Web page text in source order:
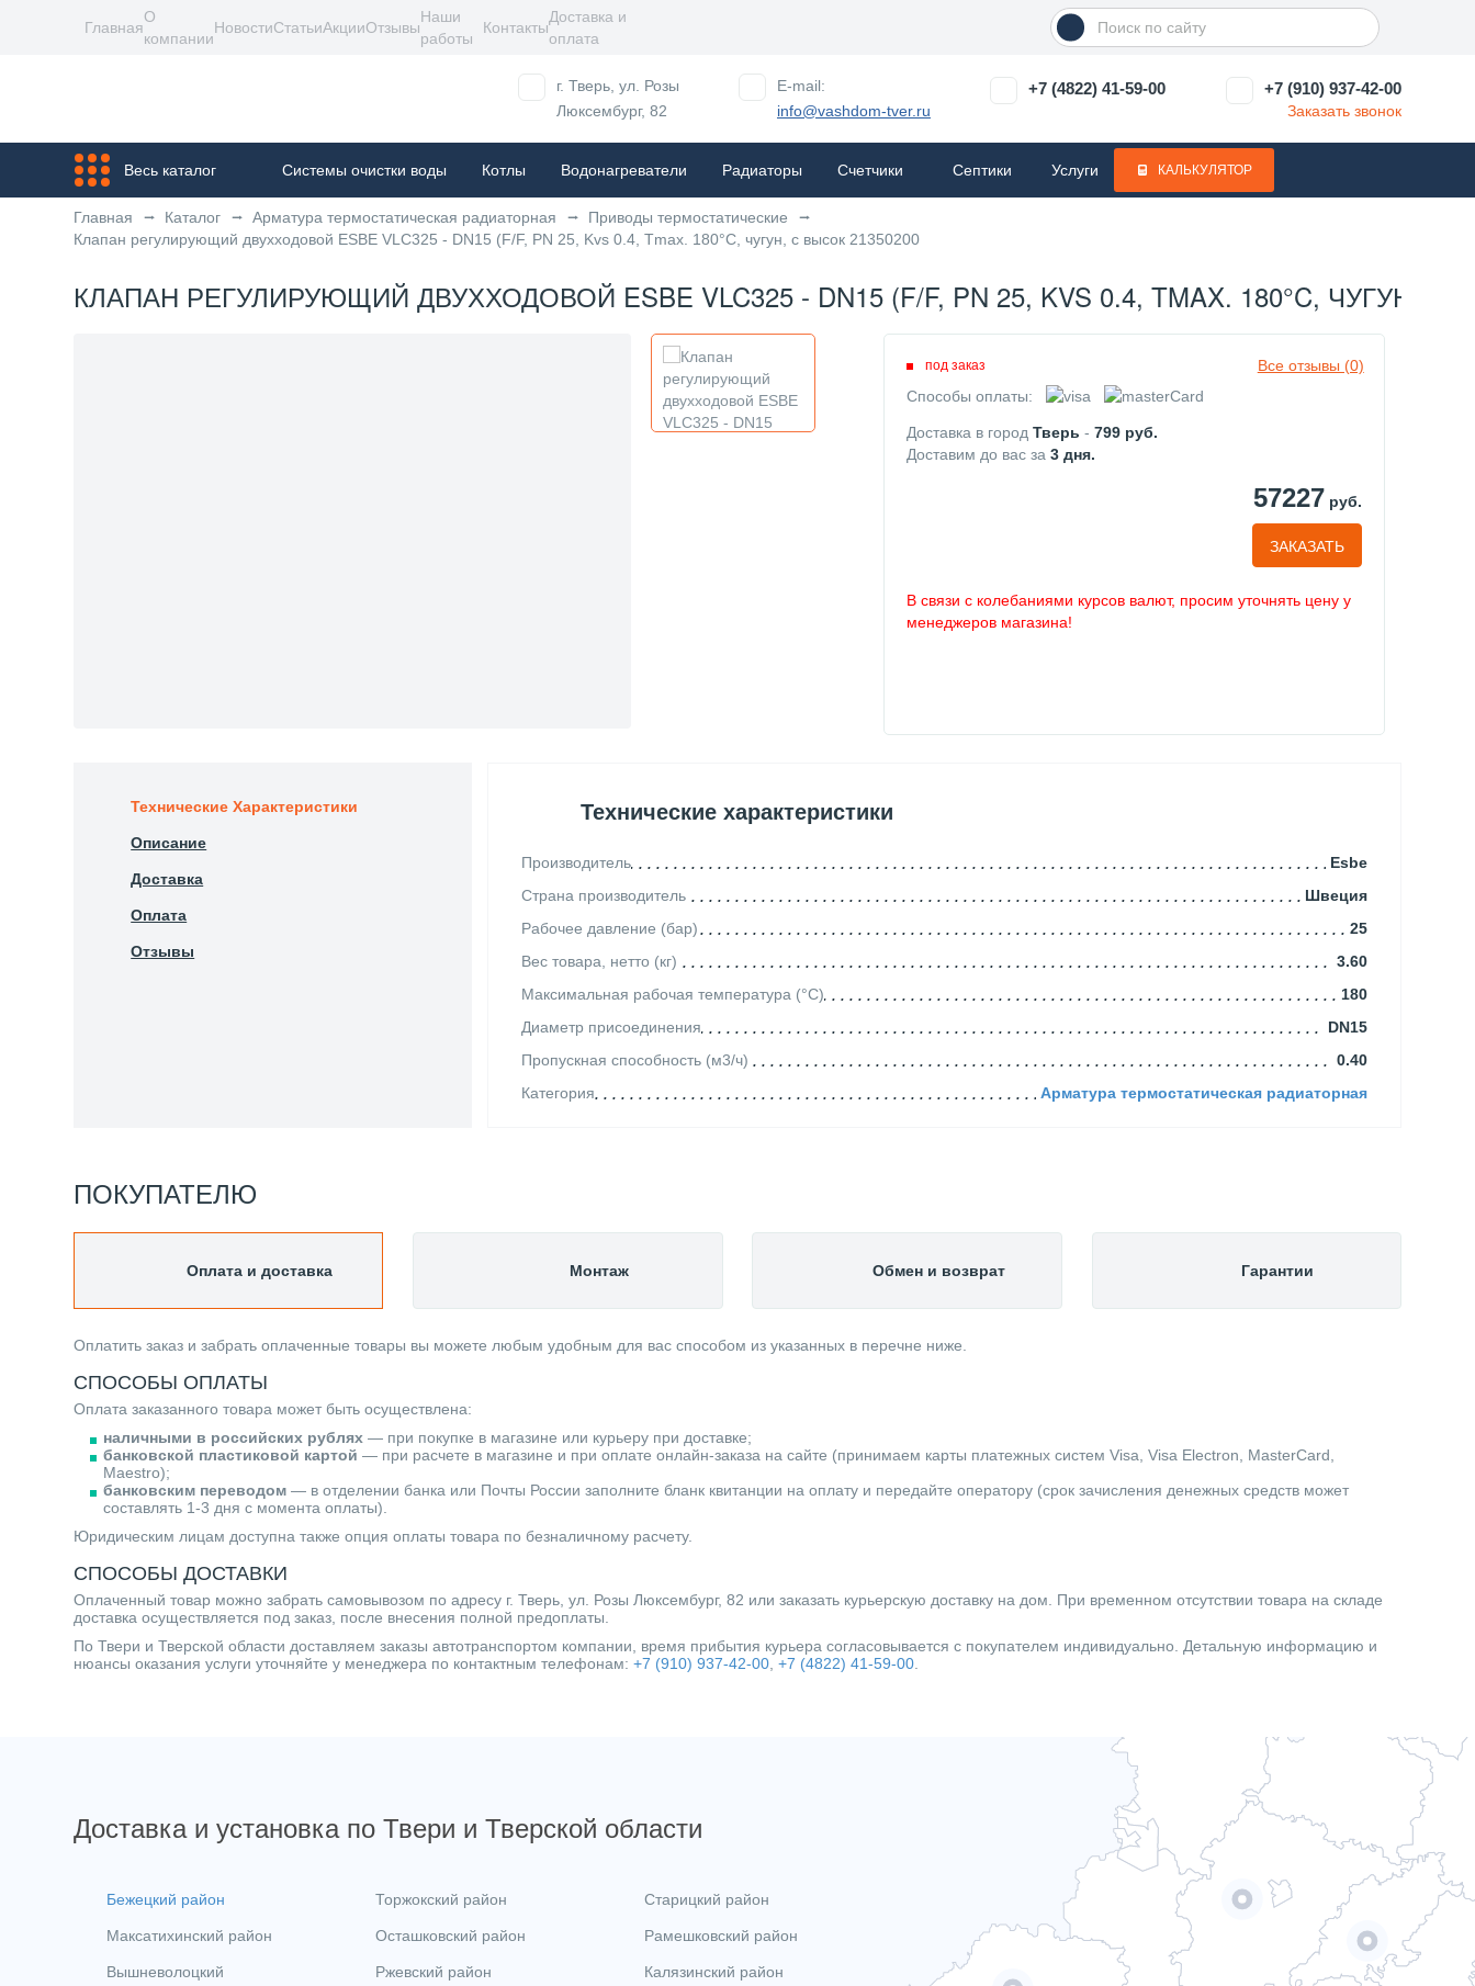
Главная
О
компании
НовостиСтатьиАкцииОтзывы
Наши
работы
Контакты
Доставка и
оплата
г. Тверь, ул. Розы
Люксембург, 82
E-mail:
info@vashdom-tver.ru
+7 (4822) 41-59-00 +7 (910) 937-42-00
Заказать звонок
Весь каталог Системы очистки воды Котлы Водонагреватели Радиаторы Cчетчики Септики Услуги КАЛЬКУЛЯТОР
Главная Каталог Арматура термостатическая радиаторная
Приводы термостатические
Клапан регулирующий двухходовой ESBE VLC325 - DN15 (F/F, PN 25, Kvs 0.4, Tmax. 180°C, чугун, с высок 21350200
КЛАПАН РЕГУЛИРУЮЩИЙ ДВУХХОДОВОЙ ESBE VLC325 - DN15 (F/F, PN 25, KVS 0.4, TMAX. 180°C, ЧУГУН, С
Все отзывы (0)
под заказ
Способы оплаты:
Доставка в город Тверь - 799 руб.
Доставим до вас за 3 дня.
57227 руб.
ЗАКАЗАТЬ
В связи с колебаниями курсов валют, просим уточнять цену у
менеджеров магазина!
Технические Характеристики Технические характеристики
Производитель
Esbe
Страна производитель
Швеция
Рабочее давление (бар)
25
Вес товара, нетто (кг)
3.60
Максимальная рабочая температура (°С)
180
Диаметр присоединения
DN15
Пропускная способность (м3/ч)
0.40
Категория
Арматура термостатическая радиаторная
Описание
Доставка
Оплата
Отзывы
ПОКУПАТЕЛЮ
Оплата и доставка
Оплатить заказ и забрать оплаченные товары вы можете любым удобным для вас способом из указанных в перечне ниже.
СПОСОБЫ ОПЛАТЫ
Оплата заказанного товара может быть осуществлена:
наличными в российских рублях — при покупке в магазине или курьеру при доставке;
банковской пластиковой картой — при расчете в магазине и при оплате онлайн-заказа на сайте (принимаем карты платежных систем Visa, Visa Electron, MasterCard,
Maestro);
банковским переводом — в отделении банка или Почты России заполните бланк квитанции на оплату и передайте оператору (срок зачисления денежных средств может
составлять 1-3 дня с момента оплаты).
Юридическим лицам доступна также опция оплаты товара по безналичному расчету.
СПОСОБЫ ДОСТАВКИ
Оплаченный товар можно забрать самовывозом по адресу г. Тверь, ул. Розы Люксембург, 82 или заказать курьерскую доставку на дом. При временном отсутствии товара на складе
доставка осуществляется под заказ, после внесения полной предоплаты.
По Твери и Тверской области доставляем заказы автотранспортом компании, время прибытия курьера согласовывается с покупателем индивидуально. Детальную информацию и
нюансы оказания услуги уточняйте у менеджера по контактным телефонам:+7 (910) 937-42-00 ,+7 (4822) 41-59-00
Монтаж Обмен и возврат Гарантии
Доставка и установка по Твери и Тверской области
Бежецкий район
Максатихинский район
Вышневолоцкий
Торжокский район
Осташковский район
Ржевский район
Старицкий район
Рамешковский район
Калязинский район